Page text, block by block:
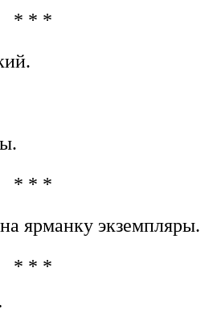
* * *
* * *
ярманку экземпляры.
* * *